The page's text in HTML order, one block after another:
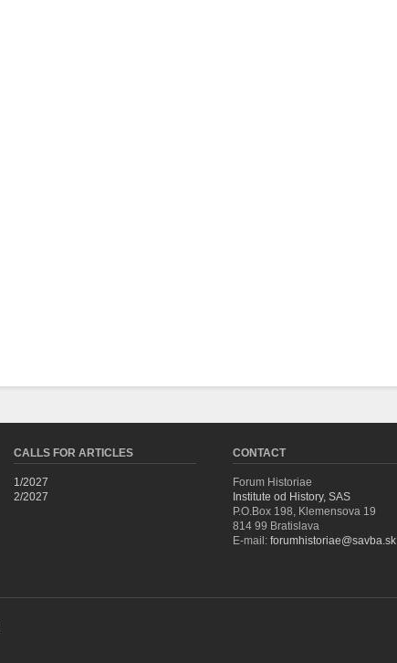
CALLS FOR ARTICLES
1/2027
2/2027
CONTACT
Forum Historiae
Institute od History, SAS
P.O.Box 198, Klemensova 19
814 99 Bratislava
E-mail: forumhistoriae@savba.sk